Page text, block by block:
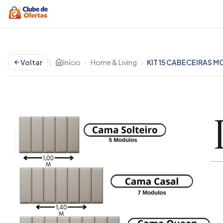
Voltar | Início › Home & Living ›